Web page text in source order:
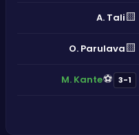
A. Tali🟨
O. Parulava🟨
M. Kante⚽ 3-1